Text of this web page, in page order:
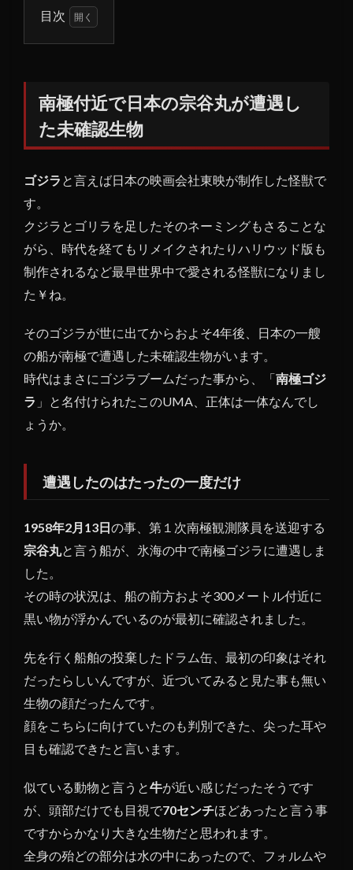
目次
で日
本の
宗谷
丸が
した
物
遭遇
した
たっ
たの
一度
だけ
1.2
南極
有名
にな
話し
南極
ゴジ
ラの
は一
体何
か
南極付近で日本の宗谷丸が遭遇し
た未確認生物
ゴジラ と言えば日本の映画会社東映が制作した怪獣で
す。
クジラとゴリラを足したそのネーミングもさることな
がら、時代を経てもリメイクされたりハリウッド版も
制作されるなど最早世界中で愛される怪獣になりまし
た￥ね。
そのゴジラが世に出てからおよそ4年後、日本の一艘
の船が南極で遭遇した未確認生物がいます。
時代はまさにゴジラブームだった事から、「南極ゴジ
ラ 」と名付けられたこのUMA、正体は一体なんでし
ょうか。
遭遇したのはたったの一度だけ
1958年2月13日の事、第１次南極観測隊員を送迎する
宗谷丸と言う船が、氷海の中で南極ゴジラに遭遇しま
した。
その時の状況は、船の前方およそ300メートル付近に
黒い物が浮かんでいるのが最初に確認されました。
先を行く船舶の投棄したドラム缶、最初の印象はそれ
だったらしいんですが、近づいてみると見た事も無い
生物の顔だったんです。
顔をこちらに向けていたのも判別できた、尖った耳や
目も確認できたと言います。
似ている動物と言うと牛が近い感じだったそうです
が、頭部だけでも目視で70センチほどあったと言う事
ですからかなり大きな生物だと思われます。
全身の殆どの部分は水の中にあったので、フォルムや